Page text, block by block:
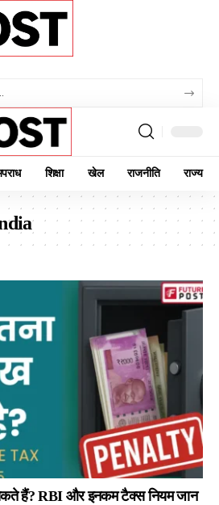
शिक्षा खेल राजनीति राज्य
हैं? RBI और इनकम टैक्स नियम जान